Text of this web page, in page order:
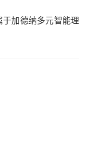
加德纳多元智能理